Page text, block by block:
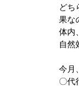
どち
果な
体内
自然
今月
〇代